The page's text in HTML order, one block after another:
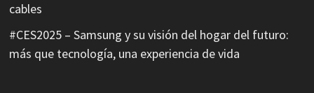
cables
#CES2025 – Samsung y su visión del hogar del futuro:
más que tecnología, una experiencia de vida